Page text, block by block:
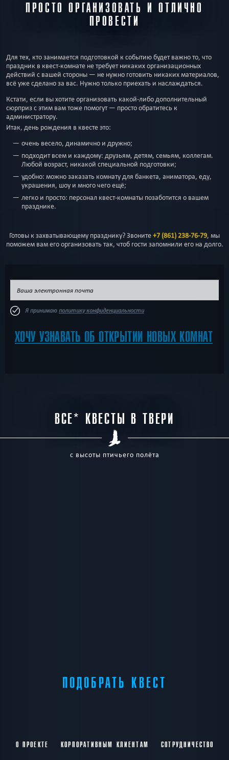
ПРОСТО ОРГАНИЗОВАТЬ И ОТЛИЧНО
ПРОВЕСТИ
Для тех, кто занимается подготовкой к событию будет важно то, что
праздник в квест-комнате не требует никаких организационных
действий с вашей стороны — не нужно готовить никаких материалов,
всё уже сделано за вас. Нужно только приехать и наслаждаться.
Кстати, если вы хотите организовать какой-либо дополнительный
сюрприз с этим вам тоже помогут — просто обратитесь к
администратору.
Итак, день рождения в квесте это:
очень весело, динамично и дружно;
подходит всем и каждому: друзьям, детям, семьям, коллегам.
Любой возраст, никакой специальной подготовки;
удобно: можно заказать комнату для банкета, аниматора, еду,
украшения, шоу и много чего ещё;
легко и просто: персонал квест-комнаты позаботится о вашем
празднике.
Готовы к захватывающему празднику? Звоните+7 (861) 238-76-79, мы
поможем вам его организовать так, чтоб гости запомнили его на долго.
Я принимаю политику конфиденциальности
ХОЧУ УЗНАВАТЬ ОБ ОТКРЫТИИ НОВЫХ КОМНАТ
ВСЕ* КВЕСТЫ В ТВЕРИ
с высоты птичьего полёта
ПОДОБРАТЬ КВЕСТ
О ПРОЕКТЕ КОРПОРАТИВНЫМ КЛИЕНТАМ СОТРУДНИЧЕСТВО